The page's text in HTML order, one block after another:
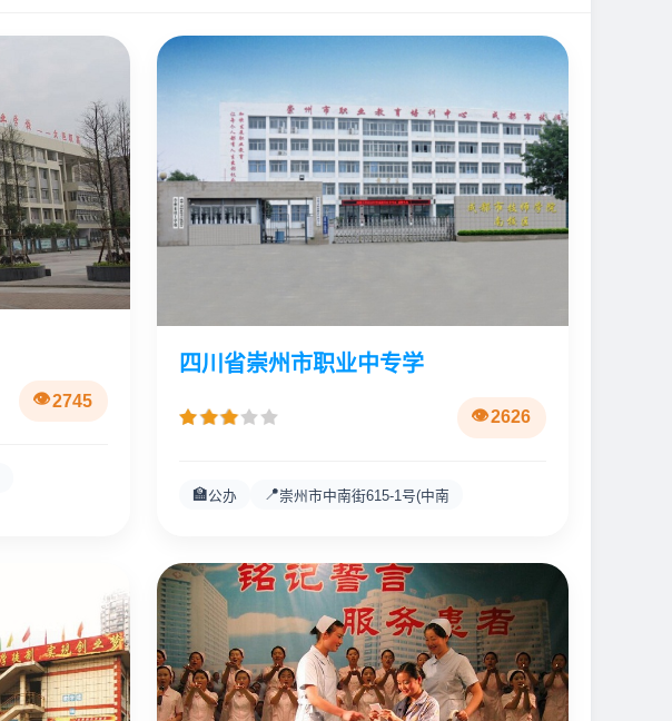
2745
四川省崇州市职业中专学
2626
🏫公办 📍崇州市中南街615-1号(中南